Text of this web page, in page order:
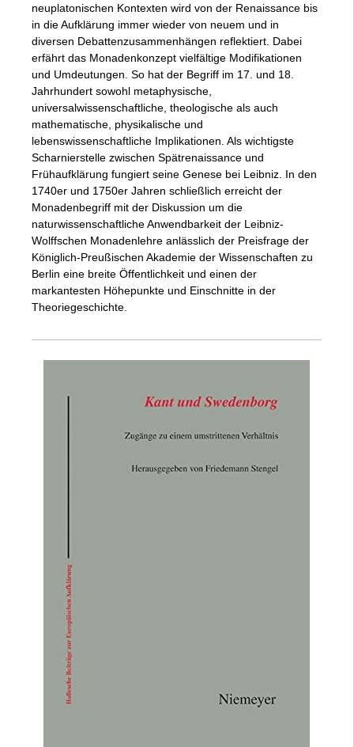
neuplatonischen Kontexten wird von der Renaissance bis
in die Aufklärung immer wieder von neuem und in
diversen Debattenzusammenhängen reflektiert. Dabei
erfährt das Monadenkonzept vielfältige Modifikationen
und Umdeutungen. So hat der Begriff im 17. und 18.
Jahrhundert sowohl metaphysische,
universalwissenschaftliche, theologische als auch
mathematische, physikalische und
lebenswissenschaftliche Implikationen. Als wichtigste
Scharnierstelle zwischen Spätrenaissance und
Frühaufklärung fungiert seine Genese bei Leibniz. In den
1740er und 1750er Jahren schließlich erreicht der
Monadenbegriff mit der Diskussion um die
naturwissenschaftliche Anwendbarkeit der Leibniz-
Wolffschen Monadenlehre anlässlich der Preisfrage der
Königlich-Preußischen Akademie der Wissenschaften zu
Berlin eine breite Öffentlichkeit und einen der
markantesten Höhepunkte und Einschnitte in der
Theoriegeschichte.